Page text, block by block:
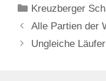
Kategorien
Kreuzberger
Alle Partien der
Ungleiche